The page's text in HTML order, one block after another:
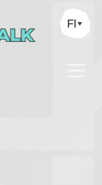
FI